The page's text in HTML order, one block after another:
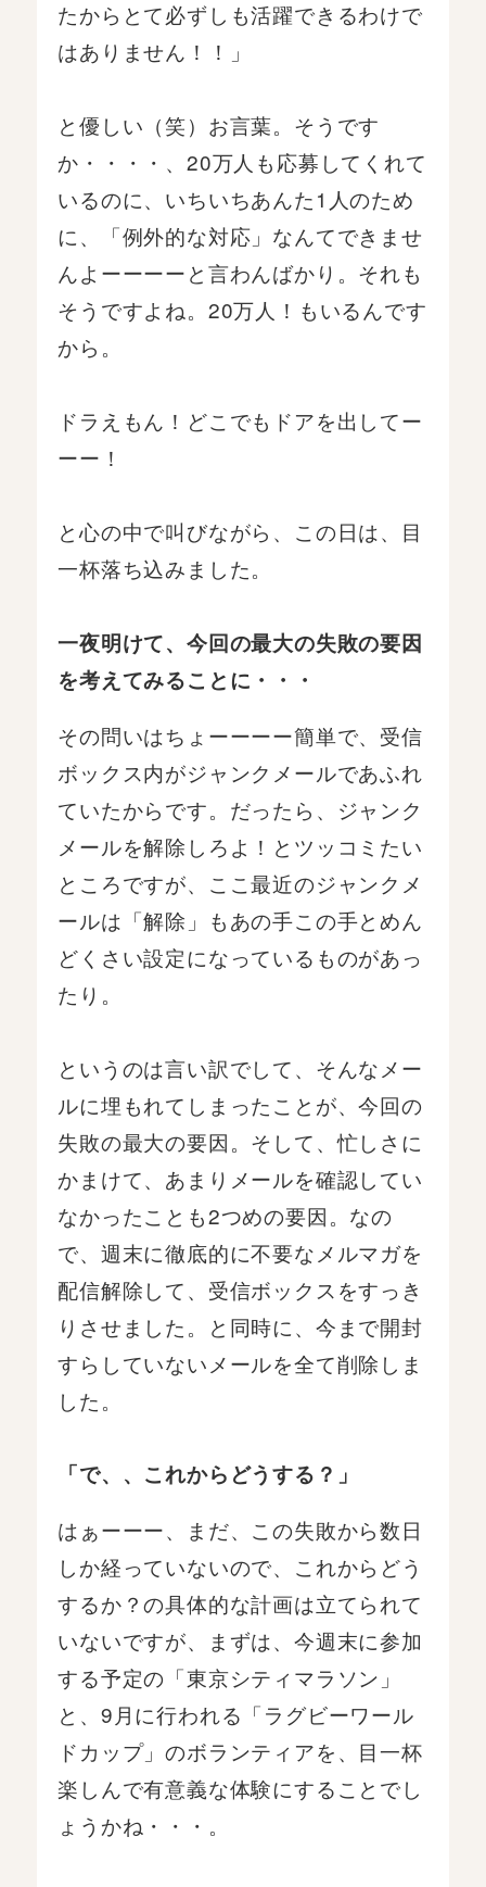
たからとて必ずしも活躍できるわけで
はありません！！」
と優しい（笑）お言葉。そうです
か・・・・、20万人も応募してくれて
いるのに、いちいちあんた1人のため
に、「例外的な対応」なんてできませ
んよーーーーと言わんばかり。それも
そうですよね。20万人！もいるんです
から。
ドラえもん！どこでもドアを出してー
ーー！
と心の中で叫びながら、この日は、目
一杯落ち込みました。
一夜明けて、今回の最大の失敗の要因
を考えてみることに・・・
その問いはちょーーーー簡単で、受信
ボックス内がジャンクメールであふれ
ていたからです。だったら、ジャンク
メールを解除しろよ！とツッコミたい
ところですが、ここ最近のジャンクメ
ールは「解除」もあの手この手とめん
どくさい設定になっているものがあっ
たり。
というのは言い訳でして、そんなメー
ルに埋もれてしまったことが、今回の
失敗の最大の要因。そして、忙しさに
かまけて、あまりメールを確認してい
なかったことも2つめの要因。なの
で、週末に徹底的に不要なメルマガを
配信解除して、受信ボックスをすっき
りさせました。と同時に、今まで開封
すらしていないメールを全て削除しま
した。
「で、、これからどうする？」
はぁーーー、まだ、この失敗から数日
しか経っていないので、これからどう
するか？の具体的な計画は立てられて
いないですが、まずは、今週末に参加
する予定の「東京シティマラソン」
と、9月に行われる「ラグビーワール
ドカップ」のボランティアを、目一杯
楽しんで有意義な体験にすることでし
ょうかね・・・。